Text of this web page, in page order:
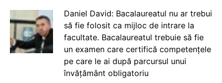
Daniel David: Bacalaureatul nu ar trebui
să fie folosit ca mijloc de intrare la
facultate. Bacalaureatul trebuie să fie
un examen care certifică competențele
pe care le ai după parcursul unui
învățământ obligatoriu